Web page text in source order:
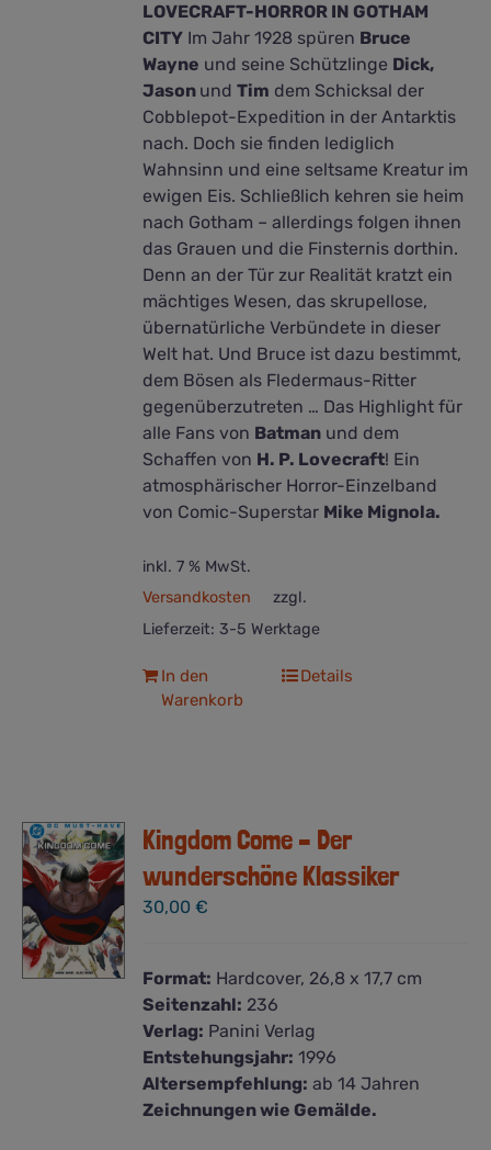
LOVECRAFT-HORROR IN GOTHAM
CITY Im Jahr 1928 spüren Bruce
Wayne und seine Schützlinge Dick,
Jason undTim dem Schicksal der
Cobblepot-Expedition in der Antarktis
nach. Doch sie finden lediglich
Wahnsinn und eine seltsame Kreatur im
ewigen Eis. Schließlich kehren sie heim
nach Gotham – allerdings folgen ihnen
das Grauen und die Finsternis dorthin.
Denn an der Tür zur Realität kratzt ein
mächtiges Wesen, das skrupellose,
übernatürliche Verbündete in dieser
Welt hat. Und Bruce ist dazu bestimmt,
dem Bösen als Fledermaus-Ritter
gegenüberzutreten … Das Highlight für
alle Fans von Batman und dem
Schaffen von H. P. Lovecraft! Ein
atmosphärischer Horror-Einzelband
von Comic-Superstar Mike Mignola.
inkl. 7 % MwSt.
zzgl.
Versandkosten
Lieferzeit: 3-5 Werktage
In den
Warenkorb
Details
Kingdom Come – Der
wunderschöne Klassiker
30,00€
Format: Hardcover, 26,8 x 17,7 cm
Seitenzahl: 236
Verlag: Panini Verlag
Entstehungsjahr: 1996
Altersempfehlung: ab 14 Jahren
Zeichnungen wie Gemälde.